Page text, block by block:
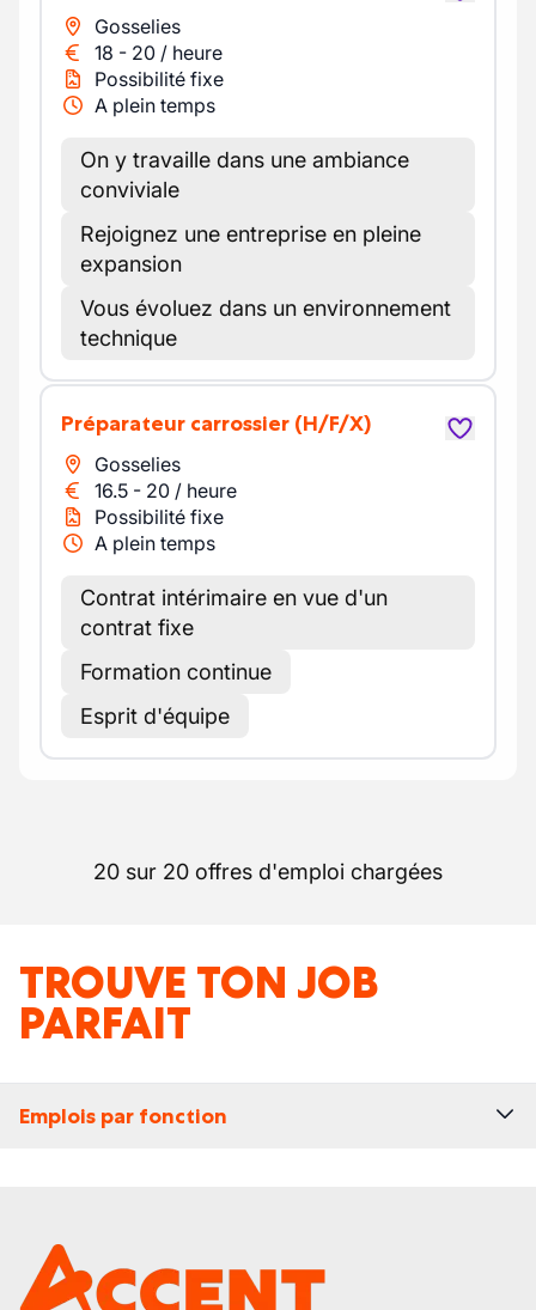
Gosselies
18 - 20 / heure
Possibilité fixe
A plein temps
On y travaille dans une ambiance
conviviale
Rejoignez une entreprise en pleine
expansion
Vous évoluez dans un environnement
technique
Préparateur carrossier (H/F/X)
Gosselies
16.5 - 20 / heure
Possibilité fixe
A plein temps
Contrat intérimaire en vue d'un
contrat fixe
Formation continue
Esprit d'équipe
20 sur 20 offres d'emploi chargées
TROUVE TON JOB
PARFAIT
Emplois par fonction